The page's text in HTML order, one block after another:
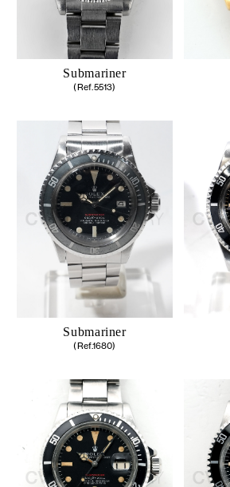
Submariner
(Ref.5513)
Submariner
(Ref.1680)